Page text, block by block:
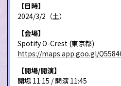
【日時】
2024/3/2（土）
【会場】
Spotify O-Crest (東京都)
https://maps.app.goo.gl/
【開場/開演】
開場 11:15 / 開演 11:45